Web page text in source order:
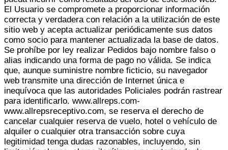
El Usuario se compromete a proporcionar información
correcta y verdadera con relación a la utilización de este
sitio web y acepta actualizar periódicamente sus datos
como socio para mantener actualizada la base de datos.
Se prohíbe por ley realizar Pedidos bajo nombre falso o
alias indicando una forma de pago no válida. Se indica
que, aunque suministre nombre ficticio, su navegador
web transmite una dirección de Internet única e
inequívoca que las autoridades Policiales podrán rastrear
para identificarlo. www.allreps.com-
www.allrepsreceptivo.com, se reserva el derecho de
cancelar cualquier reserva de vuelo, hotel o vehículo de
alquiler o cualquier otra transacción sobre cuya
legitimidad tenga dudas razonables, incluyendo, sin